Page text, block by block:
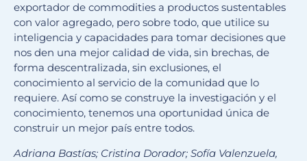
exportador de commodities a productos sustentables
con valor agregado, pero sobre todo, que utilice su
inteligencia y capacidades para tomar decisiones que
nos den una mejor calidad de vida, sin brechas, de
forma descentralizada, sin exclusiones, el
conocimiento al servicio de la comunidad que lo
requiere. Así como se construye la investigación y el
conocimiento, tenemos una oportunidad única de
construir un mejor país entre todos.
Adriana Bastías; Cristina Dorador; Sofía Valenzuela,